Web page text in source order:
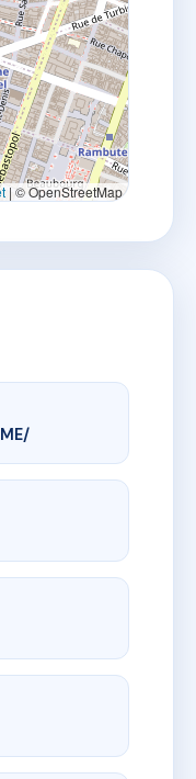
| © OpenStreetMap